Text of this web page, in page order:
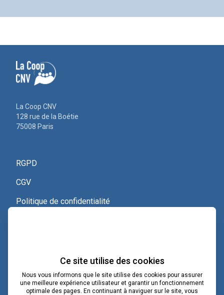
La Coop CNV
128 rue de la Boétie
75008 Paris
RGPD
CGV
Politique de confidentialité
Voir le certificat QualiopiCe site utilise des cookies
Nous vous informons que le site utilise des cookies pour assurer
une meilleure expérience utilisateur et garantir un fonctionnement
optimale des pages. En continuant à naviguer sur le site, vous